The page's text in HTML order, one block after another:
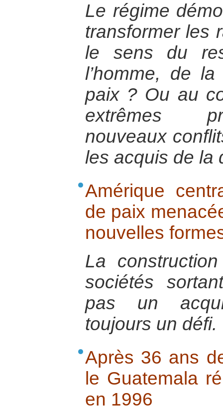
Le régime
transformer les
le sens du
l’homme, de
paix ? Ou au
extrêmes
nouveaux
les acquis de la
Amérique
de paix
nouvelles
La
sociétés
pas un
toujours un défi.
Après 36 ans
le Guatemala
en 1996